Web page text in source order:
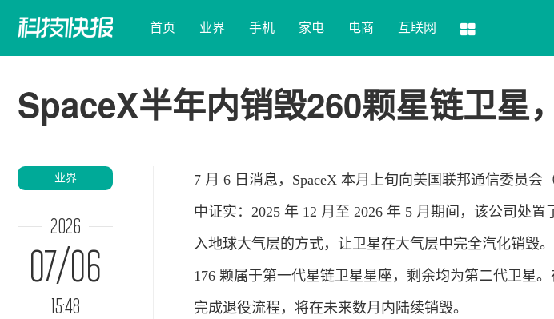
首页 业界 手机 家电 电商 互联网
SpaceX半年内销毁260颗星链卫星
业界
2026
07/06
15:48
7 月 6 日消息，SpaceX 本月上旬向美国联邦通信委员会
中证实：2025 年 12 月至 2026 年 5 月期间，该公司处
入地球大气层的方式，让卫星在大气层中完全汽化销毁
176 颗属于第一代星链卫星星座，剩余均为第二代卫星
完成退役流程，将在未来数月内陆续销毁。